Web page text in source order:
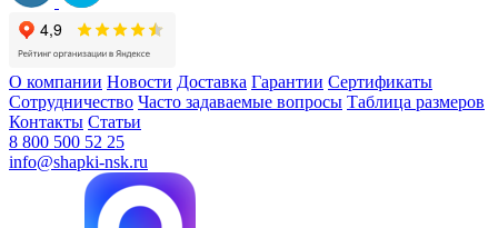
О компании Новости Доставка Гарантии Сертификаты
Сотрудничество Часто задаваемые вопросы Таблица размеров
Контакты Статьи
8 800 500 52 25
info@shapki-nsk.ru